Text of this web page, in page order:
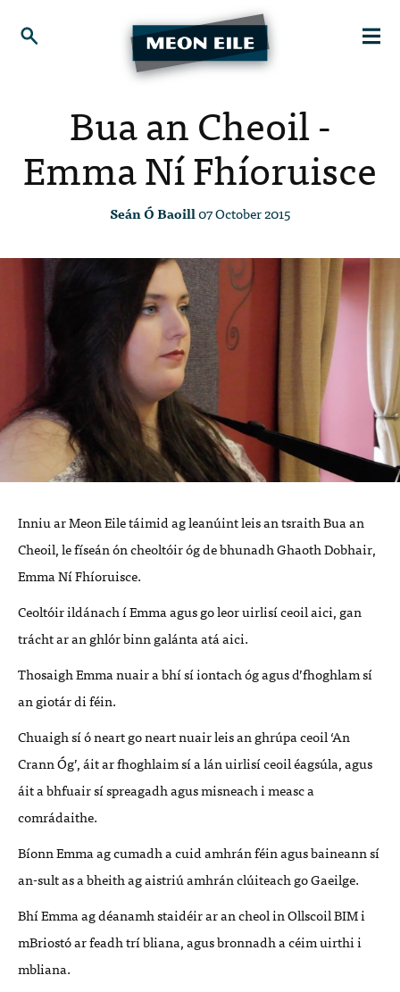
Bua an Cheoil -
Emma Ní Fhíoruisce
Seán Ó Baoill07 October 2015
Inniu ar Meon Eile táimid ag leanúint leis an tsraith Bua an
Cheoil, le físeán ón cheoltóir óg de bhunadh Ghaoth Dobhair,
Emma Ní Fhíoruisce.
Ceoltóir ildánach í Emma agus go leor uirlisí ceoil aici, gan
trácht ar an ghlór binn galánta atá aici.
Thosaigh Emma nuair a bhí sí iontach óg agus d’fhoghlam sí
an giotár di féin.
Chuaigh sí ó neart go neart nuair leis an ghrúpa ceoil ‘An
Crann Óg’, áit ar fhoghlaim sí a lán uirlisí ceoil éagsúla, agus
áit a bhfuair sí spreagadh agus misneach i measc a
comrádaithe.
Bíonn Emma ag cumadh a cuid amhrán féin agus baineann sí
an-sult as a bheith ag aistriú amhrán clúiteach go Gaeilge.
Bhí Emma ag déanamh staidéir ar an cheol in OllscoilBIMi
mBriostó ar feadh trí bliana, agus bronnadh a céim uirthi i
mbliana.